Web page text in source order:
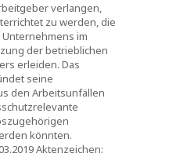
verlangen,
zu werden, die
im
der betrieblichen
erleiden. Das
seine
den Arbeitsunfällen
könnten.
Aktenzeichen: